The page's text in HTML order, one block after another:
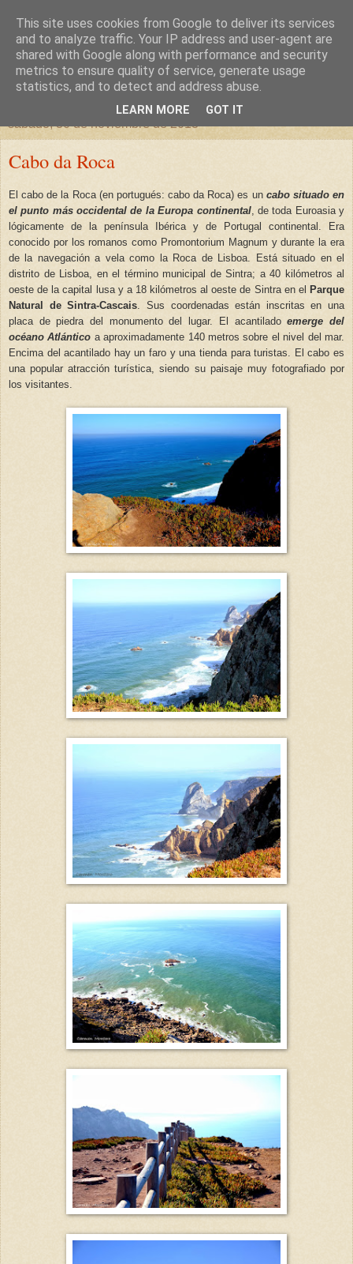
un sitio diferente
una casa para crecer, un castillo para soñar
sábado, 30 de noviembre de 2013
Cabo da Roca
El cabo de la Roca (en portugués: cabo da Roca) es un cabo situado en
el punto más occidental de la Europa continental, de toda Euroasia y
lógicamente de la península Ibérica y de Portugal continental. Era
conocido por los romanos como Promontorium Magnum y durante la era
de la navegación a vela como la Roca de Lisboa. Está situado en el
distrito de Lisboa, en el término municipal de Sintra; a 40 kilómetros al
oeste de la capital lusa y a 18 kilómetros al oeste de Sintra en el Parque
Natural de Sintra-Cascais . Sus coordenadas están inscritas en una
placa de piedra del monumento del lugar. El acantiladoemerge del
océano Atlántico a aproximadamente 140 metros sobre el nivel del mar.
Encima del acantilado hay un faro y una tienda para turistas. El cabo es
una popular atracción turística, siendo su paisaje muy fotografiado por
los visitantes.
This site uses cookies from Google to deliver its services
and to analyze traffic. Your IP address and user-agent are
shared with Google along with performance and security
metrics to ensure quality of service, generate usage
statistics, and to detect and address abuse.
LEARN MORE GOT IT